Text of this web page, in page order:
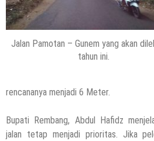
Jalan Pamotan – Gunem yang akan
tahun ini.
rencananya menjadi 6 Meter.
Bupati Rembang, Abdul Hafidz
jalan tetap menjadi prioritas. Jika